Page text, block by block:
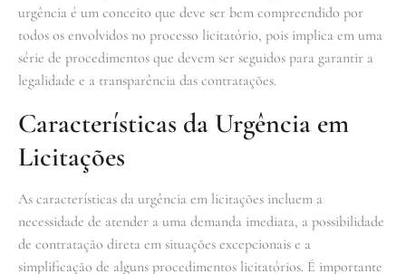
urgência é um conceito que deve ser bem compreendido por
todos os envolvidos no processo licitatório, pois implica em uma
série de procedimentos que devem ser seguidos para garantir a
legalidade e a transparência das contratações.
Características da Urgência em
Licitações
As características da urgência em licitações incluem a
necessidade de atender a uma demanda imediata, a possibilidade
de contratação direta em situações excepcionais e a
simplificação de alguns procedimentos licitatórios. É importante